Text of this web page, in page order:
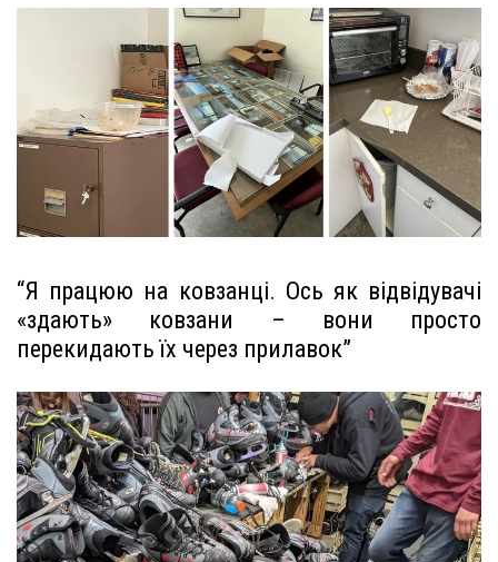
“Я працюю на ковзанці. Ось як відвідувачі
«здають» ковзани – вони просто
перекидають їх через прилавок”